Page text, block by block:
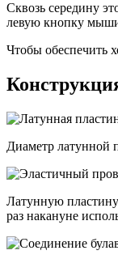
Сквозь середину
левую кнопку
Чтобы обеспечить
Диаметр латунной
Латунную
раз накануне